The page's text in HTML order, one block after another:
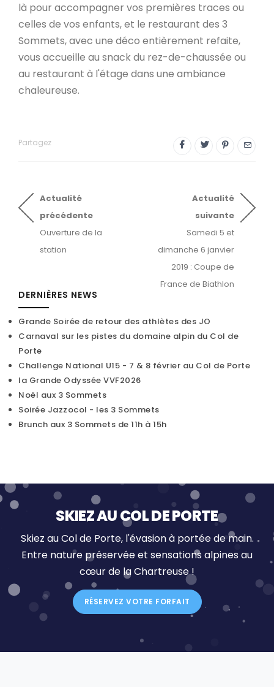
là pour accompagner vos premières traces ou
celles de vos enfants, et le restaurant des 3
Sommets, avec une déco entièrement refaite,
vous accueille au snack du rez-de-chaussée ou
au restaurant à l'étage dans une ambiance
chaleureuse.
Partagez
Actualité
précédente
Ouverture de la
station
Actualité
suivante
Samedi 5 et
dimanche 6 janvier
2019 : Coupe de
France de Biathlon
DERNIÈRES NEWS
Grande Soirée de retour des athlètes des JO
Carnaval sur les pistes du domaine alpin du Col de
Porte
Challenge National U15 - 7 & 8 février au Col de Porte
la Grande Odyssée VVF2026
Noël aux 3 Sommets
Soirée Jazzocol - les 3 Sommets
Brunch aux 3 Sommets de 11h à 15h
SKIEZ AU COL DE PORTE
Skiez au Col de Porte, l'évasion à portée de main.
Entre nature préservée et sensations alpines au
cœur de la Chartreuse !
RÉSERVEZ VOTRE FORFAIT